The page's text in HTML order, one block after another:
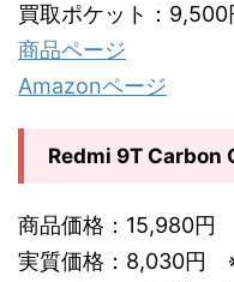
買取ポケット：9,500
商品ページ
Amazonページ
Redmi 9T
商品価格：15,980円
実質価格：8,030円